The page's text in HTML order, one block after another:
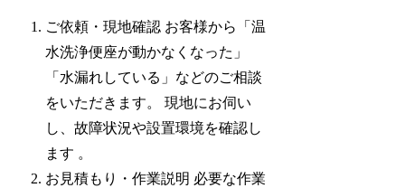
ご依頼・現地確認 お客様から「温
水洗浄便座が動かなくなった」
「水漏れしている」などのご相談
をいただきます。 現地にお伺い
し、故障状況や設置環境を確認し
ます 。
お見積もり・作業説明 必要な作業